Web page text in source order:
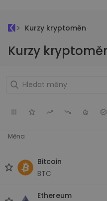
Kurzy kryptoměn
Kurzy
Měna
Bitcoin
BTC
Ethereum